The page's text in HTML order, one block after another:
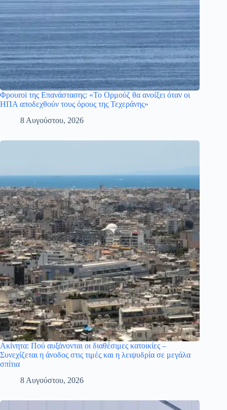
Φρουroi της Επανάστασης: «Το Ορμούζ θα ανοίξει όταν οι
ΗΠΑ αποδεχθούν τους όρους της Τεχεράνης»
8 Αυγούστου, 2026
Ακίνητα: Πού αυξάνονται οι διαθέσιμες κατοικίες –
Συνεχίζεται η άνοδος στις τιμές και η λειψυδρία σε μεγάλα
σπίτια
8 Αυγούστου, 2026